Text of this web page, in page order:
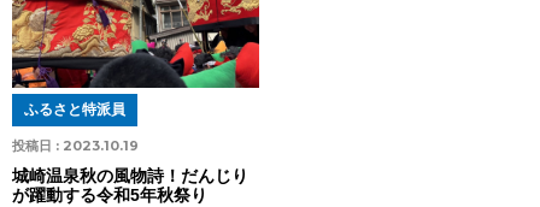
投稿日 : 2023.10.19
ふるさと特派員
城崎温泉秋の風物詩！だんじり
が躍動する令和5年秋祭り